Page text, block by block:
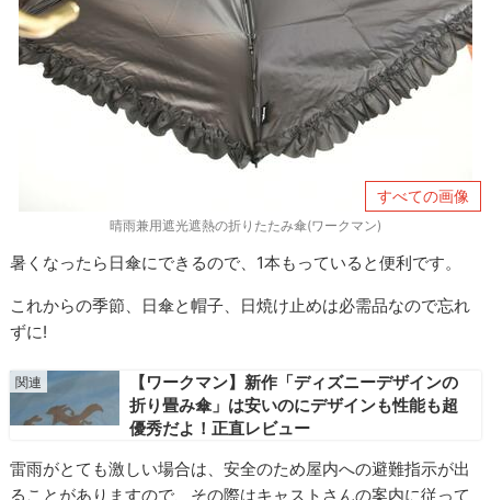
すべての画像
晴雨兼用遮光遮熱の折りたたみ傘(ワークマン)
暑くなったら日傘にできるので、1本もっていると便利です。
これからの季節、日傘と帽子、日焼け止めは必需品なので忘れ
ずに!
【ワークマン】新作「ディズニーデザインの
折り畳み傘」は安いのにデザインも性能も超
優秀だよ！正直レビュー
雷雨がとても激しい場合は、安全のため屋内への避難指示が出
ることがありますので、その際はキャストさんの案内に従って